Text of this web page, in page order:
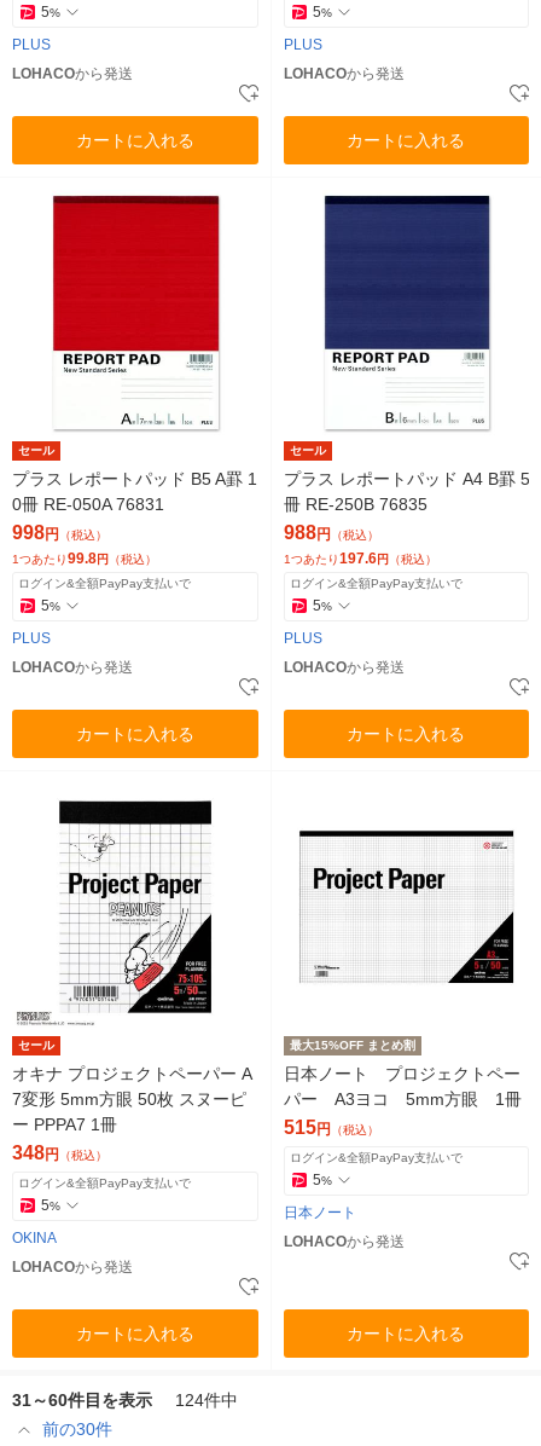
5%
PLUS
LOHACOから発送
カートに入れる
5%
PLUS
LOHACOから発送
カートに入れる
セール
プラス レポートパッド B5 A罫 1
0冊 RE-050A 76831
998円
（税込）
1つあたり99.8円 （税込）
ログイン&全額PayPay支払いで
5%
PLUS
LOHACOから発送
カートに入れる
セール
プラス レポートパッド A4 B罫 5
冊 RE-250B 76835
988円
（税込）
1つあたり197.6円 （税込）
ログイン&全額PayPay支払いで
5%
PLUS
LOHACOから発送
カートに入れる
セール
オキナ プロジェクトペーパー A
7変形 5mm方眼 50枚 スヌーピ
ー PPPA7 1冊
348円 （税込）
ログイン&全額PayPay支払いで
5%
OKINA
LOHACOから発送
カートに入れる
最大15%OFF まとめ割
日本ノート プロジェクトペー
パー A3ヨコ 5mm方眼 1冊
515円 （税込）
ログイン&全額PayPay支払いで
5%
日本ノート
LOHACOから発送
カートに入れる
31～60件目を表示
124件中
前の30件